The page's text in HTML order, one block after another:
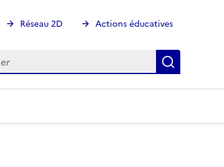
Réseau 2D Actions éducatives